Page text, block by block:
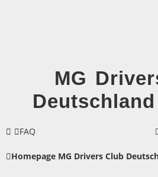
MG
FAQ
Homepage MG Drivers Club